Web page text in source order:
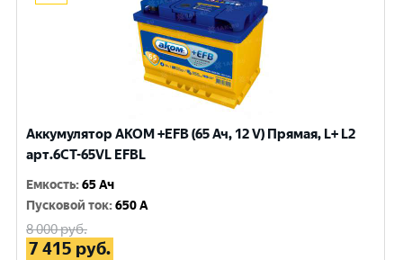
Аккумулятор AKOM +EFB (65 Ач, 12 V) Прямая, L+ L2
арт.6СТ-65VL EFBL
Емкость:65 Ач
Пусковой ток:650 A
8 000руб.
7 415 руб.